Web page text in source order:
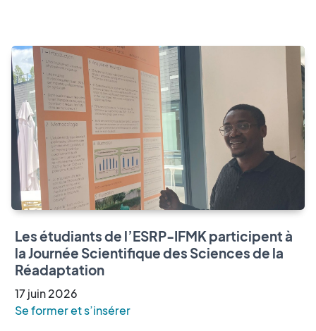
Les étudiants de l’ESRP-IFMK participent à
la Journée Scientifique des Sciences de la
Réadaptation
17juin2026
Se former et s’insérer